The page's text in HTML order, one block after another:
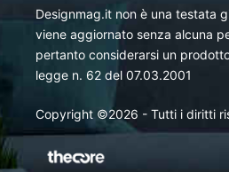
Designmag.it non è una testata
viene aggiornato senza alcuna
pertanto considerarsi un
legge n. 62 del 07.03.2001
Copyright ©2026 - Tutti i diritti